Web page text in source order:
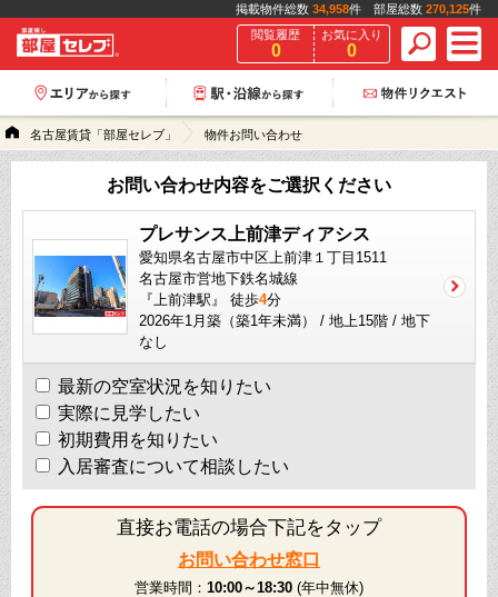
掲載物件総数 34,958件 部屋総数 270,125件
閲覧履歴
0
お気に入り
0
名古屋賃貸「部屋セレブ」 物件お問い合わせ
お問い合わせ内容をご選択ください
プレサンス上前津ディアシス
愛知県名古屋市中区上前津１丁目1511
名古屋市営地下鉄名城線
『上前津駅』 徒歩4分
2026年1月築（築1年未満） / 地上15階 / 地下
なし
最新の空室状況を知りたい
実際に見学したい
初期費用を知りたい
入居審査について相談したい
直接お電話の場合下記をタップ
お問い合わせ窓口
営業時間： 10:00～18:30 (年中無休)